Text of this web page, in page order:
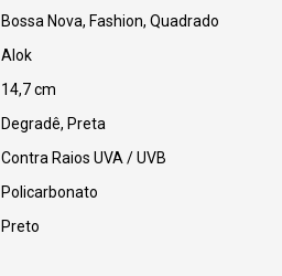
Bossa Nova, Fashion, Quadrado
Alok
14,7 cm
Degradê, Preta
Contra Raios UVA / UVB
Policarbonato
Preto